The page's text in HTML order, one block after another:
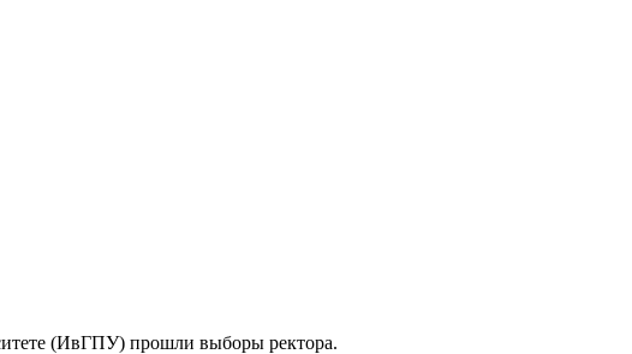
(ИвГПУ) прошли выборы ректора.